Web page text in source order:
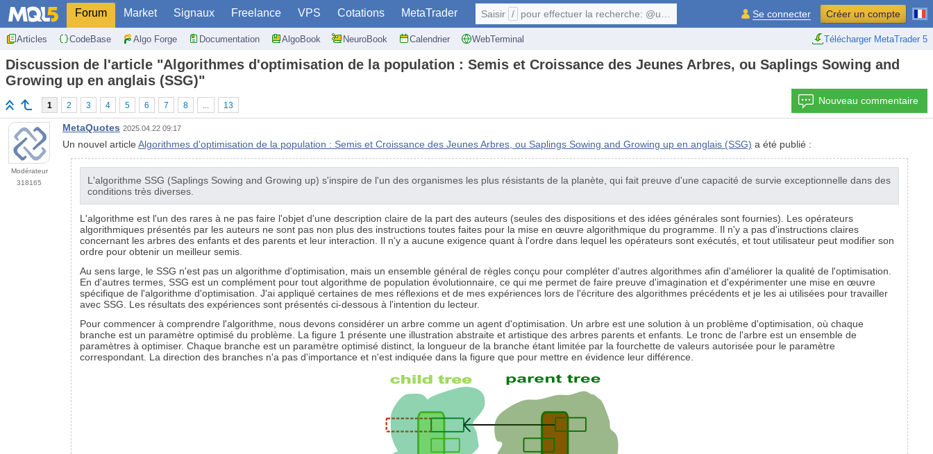
Forum Market Signaux Freelance VPS Cotations MetaTrader
Articles CodeBase Algo Forge Documentation AlgoBook NeuroBook Calendrier WebTerminal Télécharger MetaTrader 5
Saisir / pour effectuer la recherche: @user, $symbol, ... Se connecter Créer un compte
Discussion de l'article "Algorithmes d'optimisation de la population : Semis et Croissance des Jeunes Arbres, ou Saplings Sowing and
Growing up en anglais (SSG)"
1 2 3 4 5 6 7 8 ... 13 Nouveau commentaire
Modérateur
318165
MetaQuotes 2025.04.22 09:17
Un nouvel article Algorithmes d'optimisation de la population : Semis et Croissance des Jeunes Arbres, ou Saplings Sowing and Growing up en anglais (SSG) a été publié :
L'algorithme SSG (Saplings Sowing and Growing up) s'inspire de l'un des organismes les plus résistants de la planète, qui fait preuve d'une capacité de survie exceptionnelle dans des
conditions très diverses.
L'algorithme est l'un des rares à ne pas faire l'objet d'une description claire de la part des auteurs (seules des dispositions et des idées générales sont fournies). Les opérateurs
algorithmiques présentés par les auteurs ne sont pas non plus des instructions toutes faites pour la mise en œuvre algorithmique du programme. Il n'y a pas d'instructions claires
concernant les arbres des enfants et des parents et leur interaction. Il n'y a aucune exigence quant à l'ordre dans lequel les opérateurs sont exécutés, et tout utilisateur peut modifier son
ordre pour obtenir un meilleur semis.
Au sens large, le SSG n'est pas un algorithme d'optimisation, mais un ensemble général de règles conçu pour compléter d'autres algorithmes afin d'améliorer la qualité de l'optimisation.
En d'autres termes, SSG est un complément pour tout algorithme de population évolutionnaire, ce qui me permet de faire preuve d'imagination et d'expérimenter une mise en œuvre
spécifique de l'algorithme d'optimisation. J'ai appliqué certaines de mes réflexions et de mes expériences lors de l'écriture des algorithmes précédents et je les ai utilisées pour travailler
avec SSG. Les résultats des expériences sont présentés ci-dessous à l'intention du lecteur.
Pour commencer à comprendre l'algorithme, nous devons considérer un arbre comme un agent d'optimisation. Un arbre est une solution à un problème d'optimisation, où chaque
branche est un paramètre optimisé du problème. La figure 1 présente une illustration abstraite et artistique des arbres parents et enfants. Le tronc de l'arbre est un ensemble de
paramètres à optimiser. Chaque branche est un paramètre optimisé distinct, la longueur de la branche étant limitée par la fourchette de valeurs autorisée pour le paramètre
correspondant. La direction des branches n'a pas d'importance et n'est indiquée dans la figure que pour mettre en évidence leur différence.